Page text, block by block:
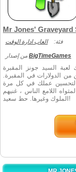
Mr Jones' Graveyard
فئة: العاب ادارة الوقت
BigTimeGames
السيد جونز المقبرة
من الدولارات في المقبرة.
لتحسين عملك في كل مرة
اللامع الناس ، غنيهم
الملوك وغيرها. حظ سعيد!